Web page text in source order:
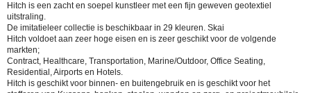
Hitch is een zacht en soepel kunstleer met een fijn geweven geotextiel
uitstraling.
De imitatieleer collectie is beschikbaar in 29 kleuren. Skai
Hitch voldoet aan zeer hoge eisen en is zeer geschikt voor de volgende
markten;
Contract, Healthcare, Transportation, Marine/Outdoor, Office Seating,
Residential, Airports en Hotels.
Hitch is geschikt voor binnen- en buitengebruik en is geschikt voor het